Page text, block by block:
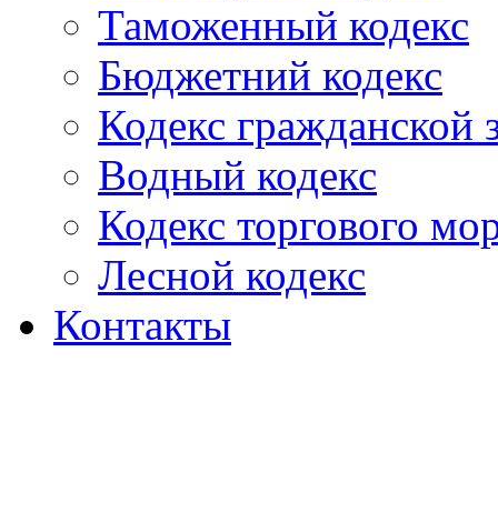
Таможенный кодекс
Бюджетний кодекс
Кодекс гражданской
Водный кодекс
Кодекс торгового
Лесной кодекс
Контакты